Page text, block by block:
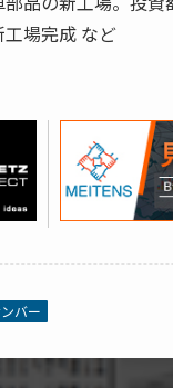
工場完成 など
バー